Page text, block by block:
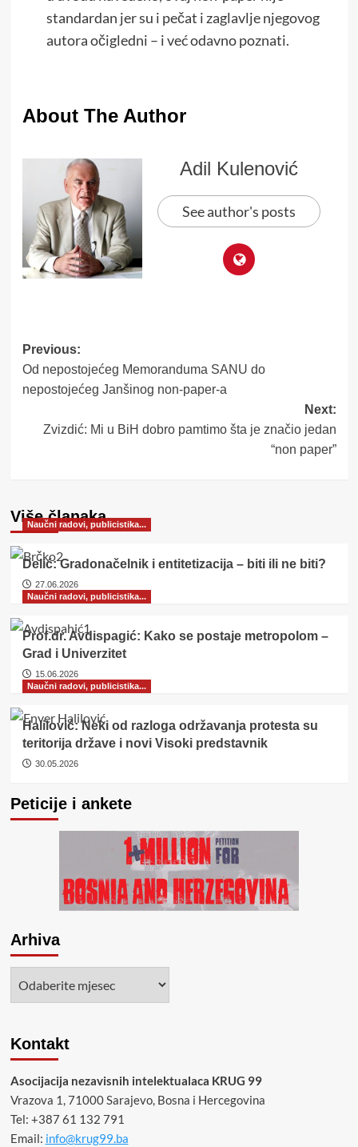
standardan jer su i pečat i zaglavlje njegovog
autora očigledni – i već odavno poznati.
About The Author
Adil Kulenović
See author's posts
Post
navigation
Previous:
Od nepostojećeg Memoranduma SANU do
nepostojećeg Janšinog non-paper-a
Next:
Zvizdić: Mi u BiH dobro pamtimo šta je značio jedan
“non paper”
Više članaka
Naučni radovi, publicistika...
Delić: Gradonačelnik i entitetizacija – biti ili ne biti?
27.06.2026
Naučni radovi, publicistika...
Prof.dr. Avdispagić: Kako se postaje metropolom –
Grad i Univerzitet
15.06.2026
Naučni radovi, publicistika...
Halilović: Neki od razloga održavanja protesta su
teritorija države i novi Visoki predstavnik
30.05.2026
Peticije i ankete
Arhiva
Kontakt
Asocijacija nezavisnih intelektualaca KRUG 99
Vrazova 1, 71000 Sarajevo, Bosna i Hercegovina
Tel: +387 61 132 791
Email: info@krug99.ba